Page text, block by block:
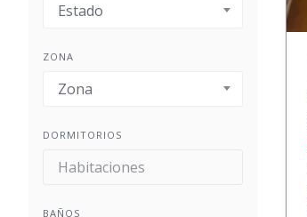
Estado
ZONA
Zona
DORMITORIOS
BAÑOS